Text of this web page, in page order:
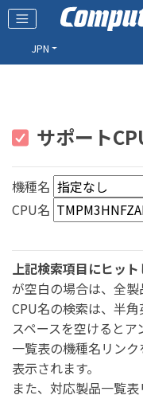
JPN
サポート
機種名
CPU名
上記検索項目にヒッ
が空白の場合は、全製
CPU名の検索は、半
スペースを空けるとア
一覧表の機種名リン
表示されます。
また、対応製品一覧